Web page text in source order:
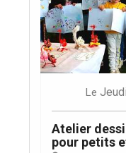
Le Jeudi
Atelier
pour petits